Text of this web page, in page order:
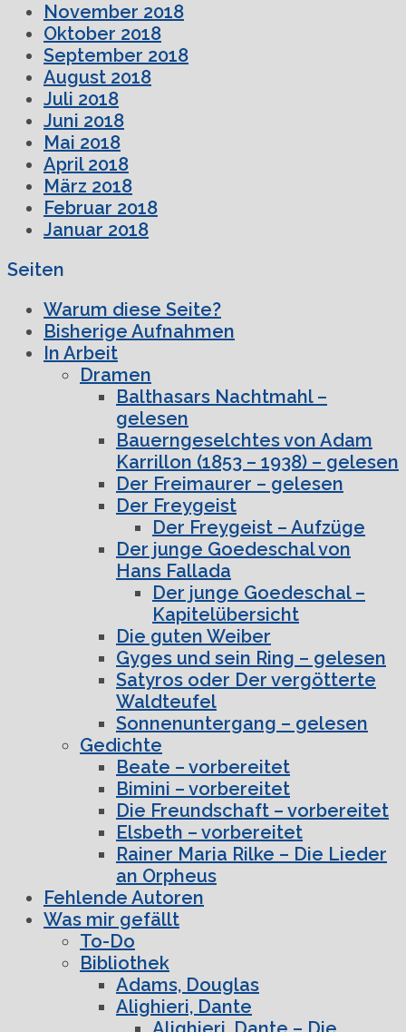
November 2018
Oktober 2018
September 2018
August 2018
Juli 2018
Juni 2018
Mai 2018
April 2018
März 2018
Februar 2018
Januar 2018
Seiten
Warum diese Seite?
Bisherige Aufnahmen
In Arbeit
Dramen
Balthasars Nachtmahl –
gelesen
Bauerngeselchtes von Adam
Karrillon (1853 – 1938) – gelesen
Der Freimaurer – gelesen
Der Freygeist
Der Freygeist – Aufzüge
Der junge Goedeschal von
Hans Fallada
Der junge Goedeschal –
Kapitelübersicht
Die guten Weiber
Gyges und sein Ring – gelesen
Satyros oder Der vergötterte
Waldteufel
Sonnenuntergang – gelesen
Gedichte
Beate – vorbereitet
Bimini – vorbereitet
Die Freundschaft – vorbereitet
Elsbeth – vorbereitet
Rainer Maria Rilke – Die Lieder
an Orpheus
Fehlende Autoren
Was mir gefällt
To-Do
Bibliothek
Adams, Douglas
Alighieri, Dante